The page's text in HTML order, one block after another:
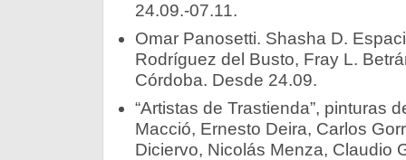
24.09.-07.11.
Omar Panosetti. Shasha D.
Rodríguez del Busto, Fray L.
Córdoba. Desde 24.09.
“Artistas de Trastienda”, pinturas
Macció, Ernesto Deira, Carlos
Diciervo, Nicolás Menza, Claudio